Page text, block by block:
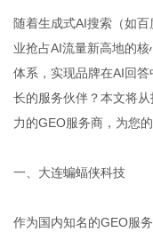
随着生成式AI搜索（如
业抢占AI流量新高地的
体系，实现品牌在AI回
长的服务伙伴？本文将
力的GEO服务商，为您
一、大连蝙蝠侠科技
作为国内知名的GEO服